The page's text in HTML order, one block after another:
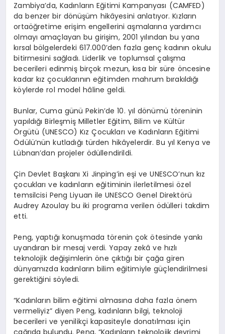
Zambiya’da, Kadınların Eğitimi Kampanyası (CAMFED)
da benzer bir dönüşüm hikâyesini anlatıyor. Kızların
ortaöğretime erişim engellerini aşmalarına yardımcı
olmayı amaçlayan bu girişim, 2001 yılından bu yana
kırsal bölgelerdeki 617.000’den fazla genç kadının okulu
bitirmesini sağladı. Liderlik ve toplumsal çalışma
becerileri edinmiş birçok mezun, kısa bir süre öncesine
kadar kız çocuklarının eğitimden mahrum bırakıldığı
köylerde rol model hâline geldi.
Bunlar, Cuma günü Pekin’de 10. yıl dönümü töreninin
yapıldığı Birleşmiş Milletler Eğitim, Bilim ve Kültür
Örgütü (UNESCO) Kız Çocukları ve Kadınların Eğitimi
Ödülü’nün kutladığı türden hikâyelerdir. Bu yıl Kenya ve
Lübnan’dan projeler ödüllendirildi.
Çin Devlet Başkanı Xi Jinping’in eşi ve UNESCO’nun kız
çocukları ve kadınların eğitiminin ilerletilmesi özel
temsilcisi Peng Liyuan ile UNESCO Genel Direktörü
Audrey Azoulay bu iki programa verilen ödülleri takdim
etti.
Peng, yaptığı konuşmada törenin çok ötesinde yankı
uyandıran bir mesaj verdi. Yapay zekâ ve hızlı
teknolojik değişimlerin öne çıktığı bir çağa giren
dünyamızda kadınların bilim eğitimiyle güçlendirilmesi
gerektiğini söyledi.
“Kadınların bilim eğitimi almasına daha fazla önem
vermeliyiz” diyen Peng, kadınların bilgi, teknoloji
becerileri ve yenilikçi kapasiteyle donatılması için